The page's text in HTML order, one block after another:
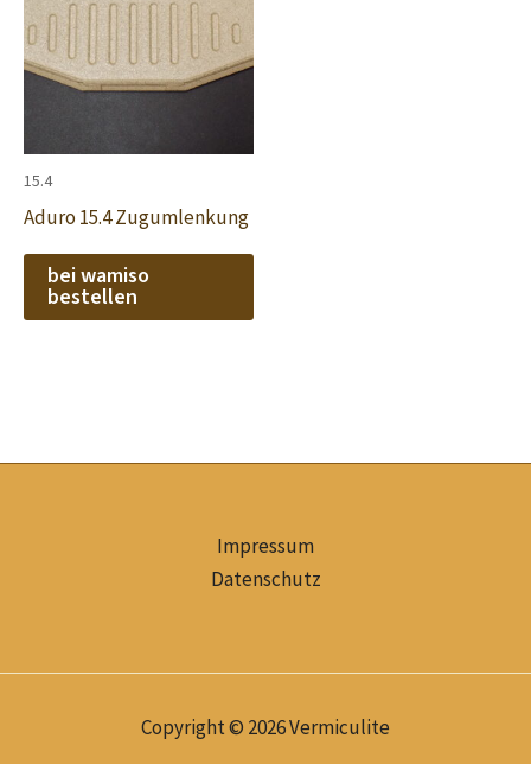
15.4
Aduro 15.4 Zugumlenkung
bei wamiso
bestellen
Impressum
Datenschutz
Copyright © 2026 Vermiculite